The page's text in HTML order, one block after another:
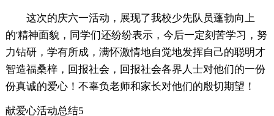
这次的庆六一活动，展现了我校少先队员蓬勃向上
的'精神面貌，同学们还纷纷表示，今后一定刻苦学习，努
力钻研，学有所成，满怀激情地自觉地发挥自己的聪明才
智造福桑梓，回报社会，回报社会各界人士对他们的一份
份真诚的爱心！不辜负老师和家长对他们的殷切期望！
献爱心活动总结5